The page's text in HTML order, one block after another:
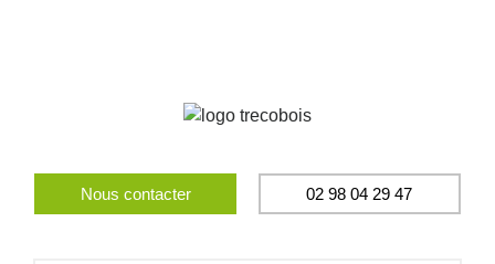
Nous contacter 02 98 04 29 47